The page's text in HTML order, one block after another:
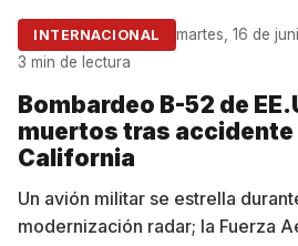
INTERNACIONAL
martes, 16 de
3 min de lectura
Bombardeo B-52 de
muertos tras
California
Un avión militar se estrella
modernización radar; la Fuerza